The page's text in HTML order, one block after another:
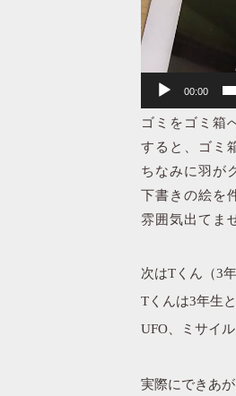
00:00
ゴミをゴミ箱
すると、ゴミ
ちなみに羽が
下書きの絵を
雰囲気出てま
次はTくん（3年
Tくんは3年生
UFO、ミサイ
実際にできあ